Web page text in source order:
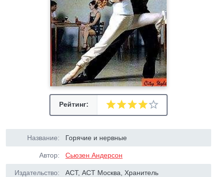
Рейтинг:
Название: Горячие и нервные
Автор: Сьюзен Андерсон
Издательство: АСТ, АСТ Москва, Хранитель